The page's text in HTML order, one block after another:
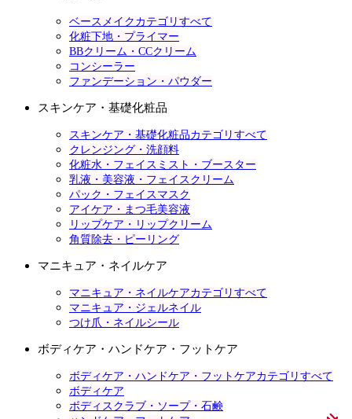
ベースメイクカテゴリすべて
化粧下地・プライマー
BBクリーム・CCクリーム
コンシーラー
ファンデーション・パウダー
スキンケア・基礎化粧品
スキンケア・基礎化粧品カテゴリすべて
クレンジング・洗顔料
化粧水・フェイスミスト・ブースター
乳液・美容液・フェイスクリーム
パック・フェイスマスク
アイケア・まつ毛美容液
リップケア・リップクリーム
角質除去・ピーリング
マニキュア・ネイルケア
マニキュア・ネイルケアカテゴリすべて
マニキュア・ジェルネイル
つけ爪・ネイルシール
ボディケア・ハンドケア・フットケア
ボディケア・ハンドケア・フットケアカテゴリすべて
ボディケア
ボディスクラブ・ソープ・石鹸